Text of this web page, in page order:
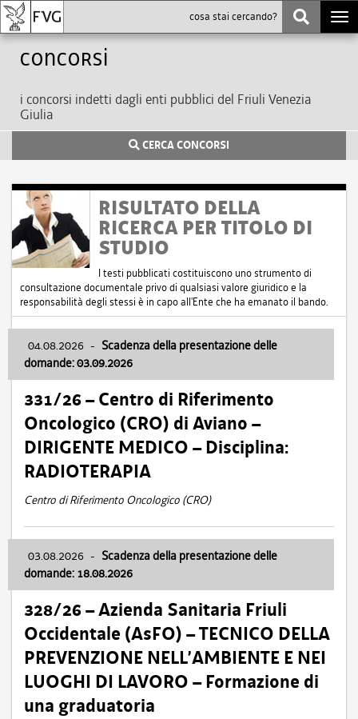
Concorsi
i concorsi indetti dagli enti pubblici del Friuli Venezia
Giulia
CERCA CONCORSI
RISULTATO DELLA
RICERCA PER TITOLO DI
STUDIO
I testi pubblicati costituiscono uno strumento di
consultazione documentale privo di qualsiasi valore giuridico e la
responsabilità degli stessi è in capo all'Ente che ha emanato il bando.
04.08.2026 - Scadenza della presentazione delle
domande: 03.09.2026
331/26 – Centro di Riferimento
Oncologico (CRO) di Aviano –
DIRIGENTE MEDICO – Disciplina:
RADIOTERAPIA
Centro di Riferimento Oncologico (CRO)
03.08.2026 - Scadenza della presentazione delle
domande: 18.08.2026
328/26 – Azienda Sanitaria Friuli
Occidentale (AsFO) – TECNICO DELLA
PREVENZIONE NELL’AMBIENTE E NEI
LUOGHI DI LAVORO – Formazione di
una graduatoria